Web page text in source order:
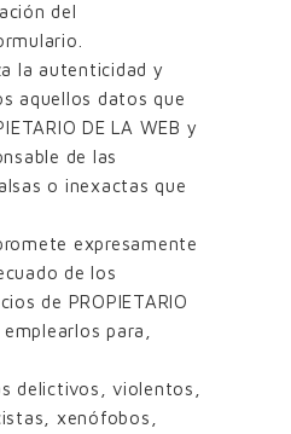
del
la autenticidad y
aquellos datos que
DE LA WEB y
de las
o inexactas que
expresamente
de los
de PROPIETARIO
para,
delictivos, violentos,
xenófobos,